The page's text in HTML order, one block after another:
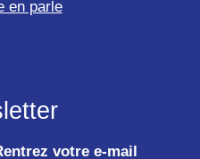
en parle
votre e-mail